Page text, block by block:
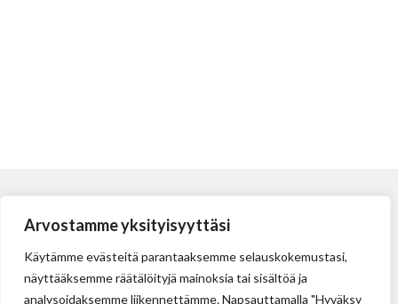
Arvostamme yksityisyyttäsi
Käytämme evästeitä parantaaksemme selauskokemustasi,
näyttääksemme räätälöityjä mainoksia tai sisältöä ja
analysoidaksemme liikennettämme. Napsauttamalla "Hyväksy